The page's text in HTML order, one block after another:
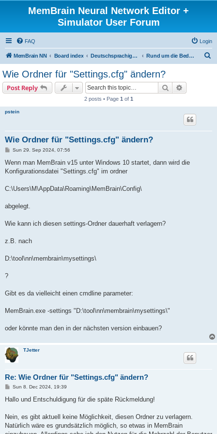
MemBrain Neural Network Editor +
Simulator User Forum
FAQ Login
MemBrain NN Board index Deutschsprachige Foren - forums in German Rund um die Bedienung
Wie Ordner für "Settings.cfg" ändern?
Post Reply Search
2 posts • Page 1 of 1
pstein
Wie Ordner für "Settings.cfg" ändern?
P
s
Sun 29. Sep 2024, 07:56
Wenn man MemBrain v15 unter Windows 10 startet, dann wird die
Konfigurationsdatei "Settings.cfg" im ordner
C:\Users\M\AppData\Roaming\MemBrain\Config\
abgelegt.
Wie kann ich diesen settings-Ordner dauerhaft verlagern?
z.B. nach
D:\tool\nn\membrain\mysettings\
?
Gibt es da vielleicht einen cmdline parameter:
MemBrain.exe -settings "D:\tool\nn\membrain\mysettings\"
oder könnte man den in der nächsten version einbauen?
TJetter
Re: Wie Ordner für "Settings.cfg" ändern?
P
s
Sun 8. Dec 2024, 19:39
Hallo und Entschuldigung für die späte Rückmeldung!
Nein, es gibt aktuell keine Möglichkeit, diesen Ordner zu verlagern.
Natürlich wäre es grundsätzlich möglich, so etwas in MemBrain